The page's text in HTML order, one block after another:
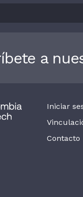
a
Iniciar
Contacto